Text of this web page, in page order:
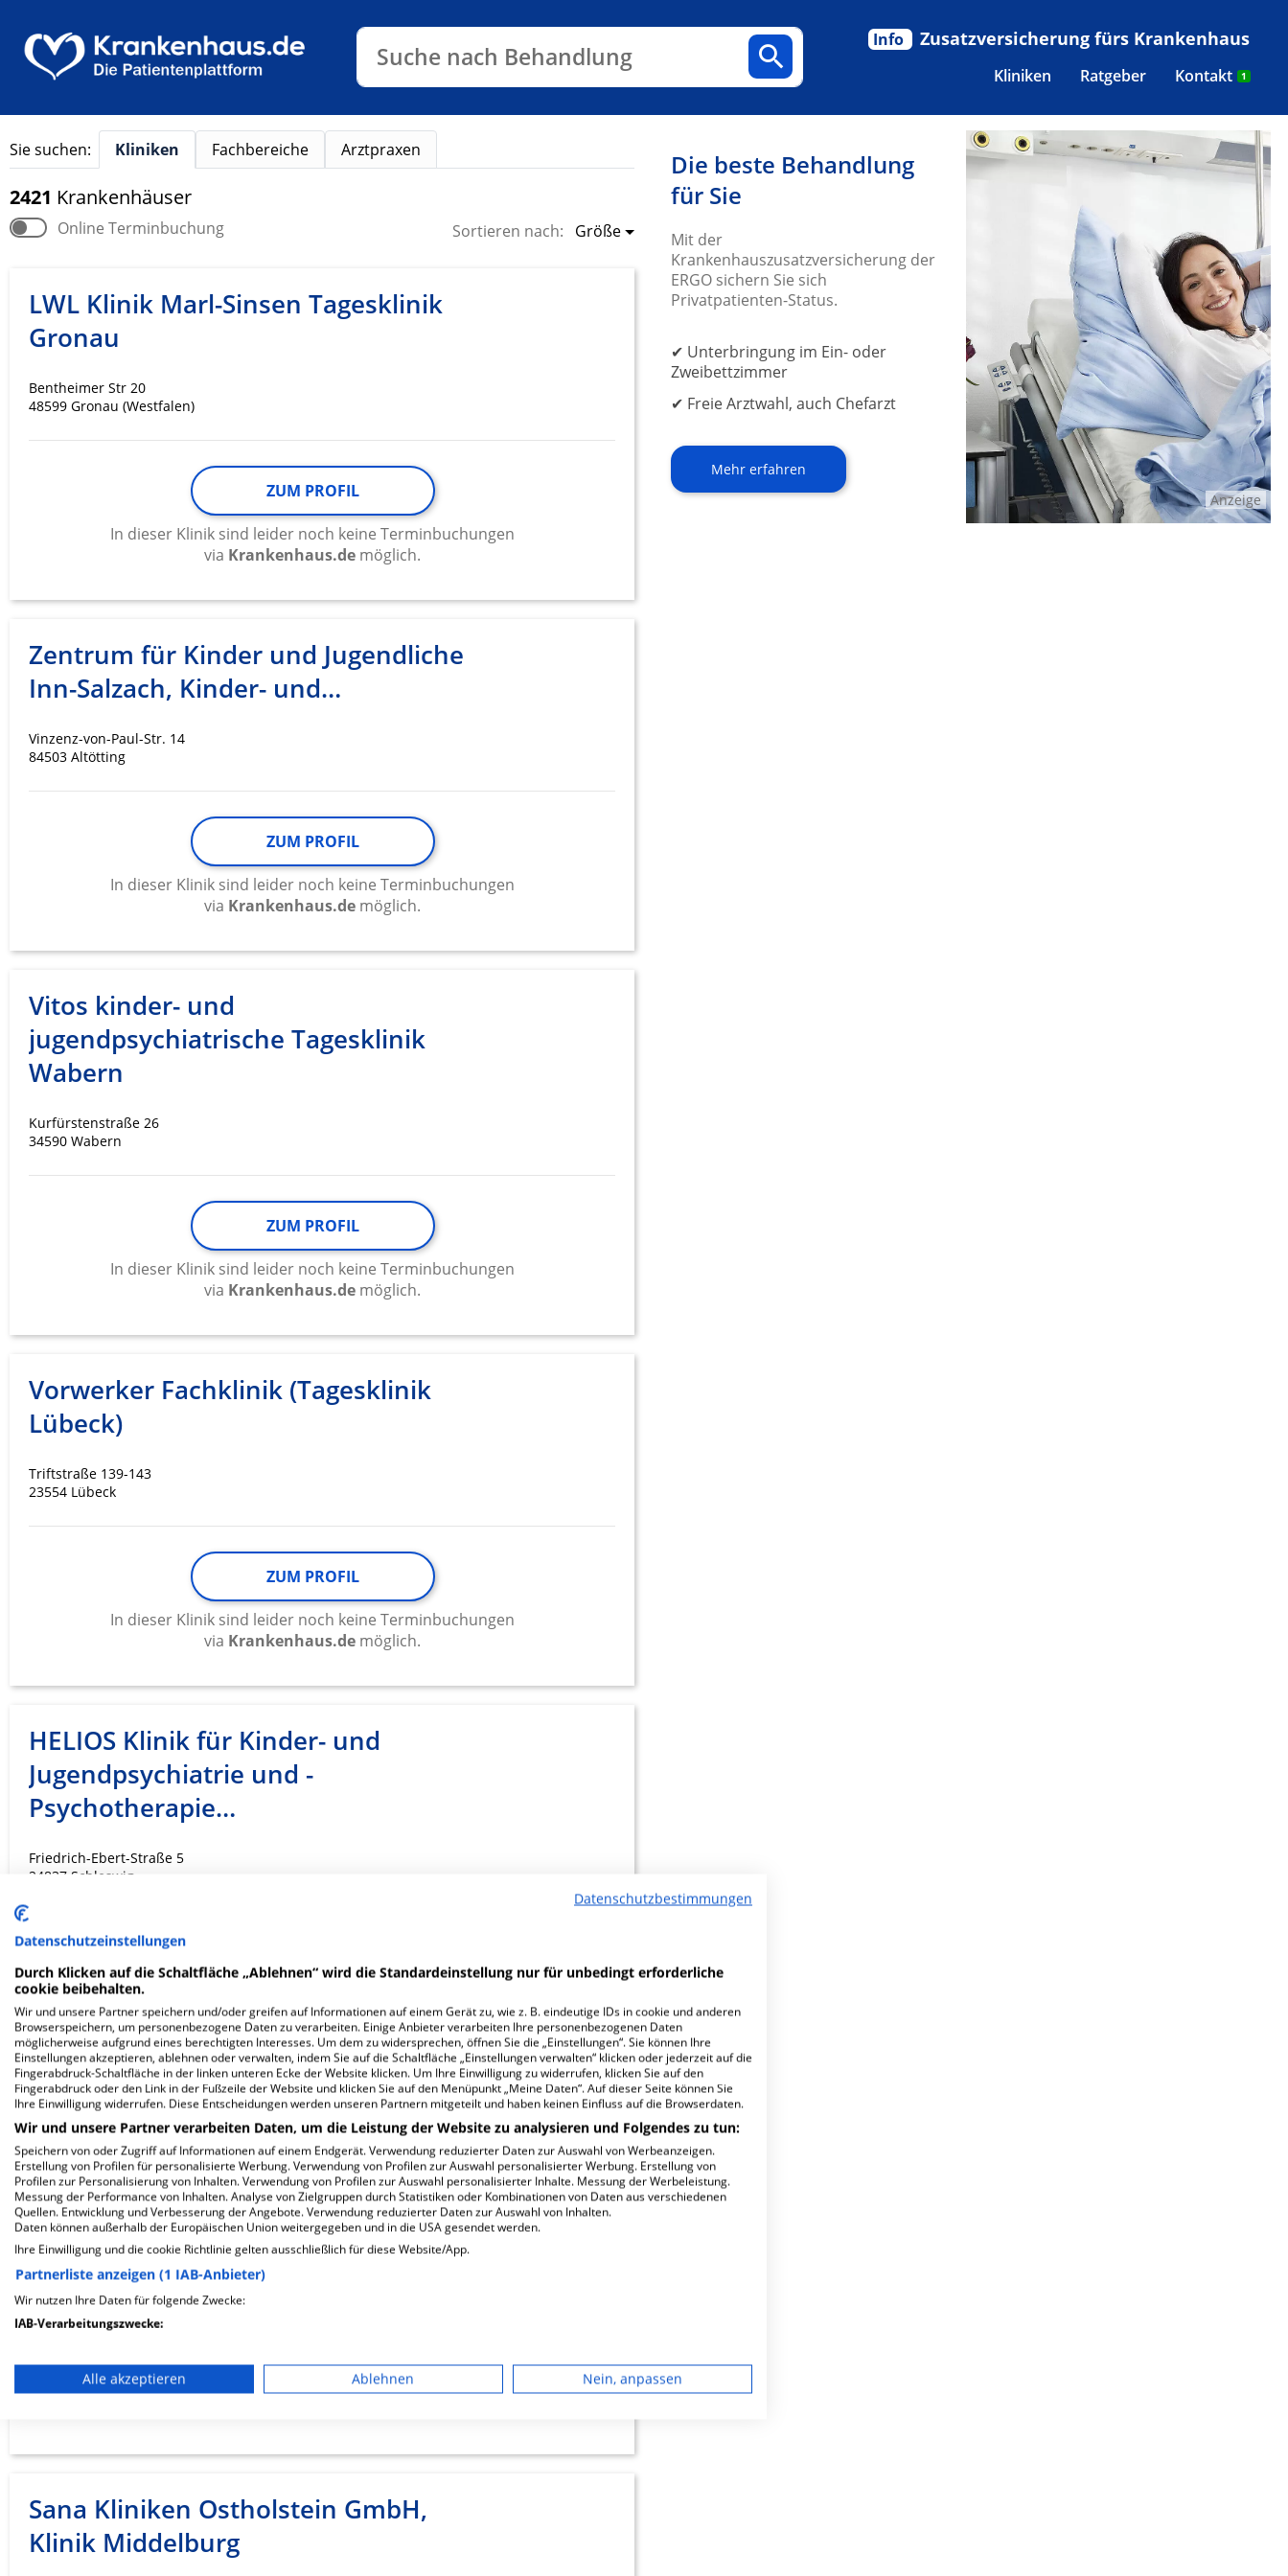
Suche nach Behandlung
Kliniken
Ratgeber Kontakt 1
Info Zusatzversicherung fürs Krankenhaus
Sie suchen: Kliniken Fachbereiche Arztpraxen
2421 Krankenhäuser
Online Terminbuchung Sortieren nach: Größe
LWL Klinik Marl-Sinsen Tagesklinik
Gronau
Bentheimer Str 20
48599 Gronau (Westfalen)
ZUM PROFIL
In dieser Klinik sind leider noch keine Terminbuchungen
via Krankenhaus.de möglich.
Zentrum für Kinder und Jugendliche
Inn-Salzach, Kinder- und…
Vinzenz-von-Paul-Str. 14
84503 Altötting
ZUM PROFIL
In dieser Klinik sind leider noch keine Terminbuchungen
via Krankenhaus.de möglich.
Vitos kinder- und
jugendpsychiatrische Tagesklinik
Wabern
Kurfürstenstraße 26
34590 Wabern
ZUM PROFIL
In dieser Klinik sind leider noch keine Terminbuchungen
via Krankenhaus.de möglich.
Vorwerker Fachklinik (Tagesklinik
Lübeck)
Triftstraße 139-143
23554 Lübeck
ZUM PROFIL
In dieser Klinik sind leider noch keine Terminbuchungen
via Krankenhaus.de möglich.
HELIOS Klinik für Kinder- und
Jugendpsychiatrie und -
Psychotherapie…
Friedrich-Ebert-Straße 5
24837 Schleswig
In dieser Klinik sind leider noch keine Terminbuchungen
viaKrankenhaus.demöglich.
HELIOS Klinik für Kinder- und
Jugendpsychiatrie und -
Psychotherapie,…
Theodor-Schäfer-Straße 1a
25813 Husum
In dieser Klinik sind leider noch keine Terminbuchungen
Sana Kliniken Ostholstein GmbH,
Klinik Middelburg
Die beste Behandlung
für Sie
Mit der
Krankenhauszusatzversicherung der
ERGO sichern Sie sich
Privatpatienten-Status.
✔ Unterbringung im Ein- oder
Zweibettzimmer
✔ Freie Arztwahl, auch Chefarzt
Mehr erfahren
Anzeige
Datenschutzbestimmungen
Datenschutzeinstellungen
Durch Klicken auf die Schaltfläche „Ablehnen“ wird die Standardeinstellung nur für unbedingt erforderliche
cookie beibehalten.
Wir und unsere Partner speichern und/oder greifen auf Informationen auf einem Gerät zu, wie z. B. eindeutige IDs in cookie und anderen
Browserspeichern, um personenbezogene Daten zu verarbeiten. Einige Anbieter verarbeiten Ihre personenbezogenen Daten
möglicherweise aufgrund eines berechtigten Interesses. Um dem zu widersprechen, öffnen Sie die „Einstellungen“. Sie können Ihre
Einstellungen akzeptieren, ablehnen oder verwalten, indem Sie auf die Schaltfläche „Einstellungen verwalten“ klicken oder jederzeit auf die
Fingerabdruck-Schaltfläche in der linken unteren Ecke der Website klicken. Um Ihre Einwilligung zu widerrufen, klicken Sie auf den
Fingerabdruck oder den Link in der Fußzeile der Website und klicken Sie auf den Menüpunkt „Meine Daten“. Auf dieser Seite können Sie
Ihre Einwilligung widerrufen. Diese Entscheidungen werden unseren Partnern mitgeteilt und haben keinen Einfluss auf die Browserdaten.
Wir und unsere Partner verarbeiten Daten, um die Leistung der Website zu analysieren und Folgendes zu tun:
Speichern von oder Zugriff auf Informationen auf einem Endgerät. Verwendung reduzierter Daten zur Auswahl von Werbeanzeigen.
Erstellung von Profilen für personalisierte Werbung. Verwendung von Profilen zur Auswahl personalisierter Werbung. Erstellung von
Profilen zur Personalisierung von Inhalten. Verwendung von Profilen zur Auswahl personalisierter Inhalte. Messung der Werbeleistung.
Messung der Performance von Inhalten. Analyse von Zielgruppen durch Statistiken oder Kombinationen von Daten aus verschiedenen
Quellen. Entwicklung und Verbesserung der Angebote. Verwendung reduzierter Daten zur Auswahl von Inhalten.
Daten können außerhalb der Europäischen Union weitergegeben und in die USA gesendet werden.
Ihre Einwilligung und die cookie Richtlinie gelten ausschließlich für diese Website/App.
Partnerliste anzeigen (1 IAB-Anbieter)
Wir nutzen Ihre Daten für folgende Zwecke:
IAB-Verarbeitungszwecke:
Verwendung reduzierter Daten zur Auswahl von Werbeanzeigen
Erstellung von Profilen zur Personalisierung von Inhalten
Verwendung von Profilen zur Auswahl personalisierter Inhalte
Alle akzeptieren Ablehnen Nein, anpassen